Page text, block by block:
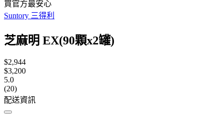
買官方最安心
Suntory 三得利
芝麻明 EX(90顆x2罐)
$2,944
$3,200
5.0
(20)
配送資訊